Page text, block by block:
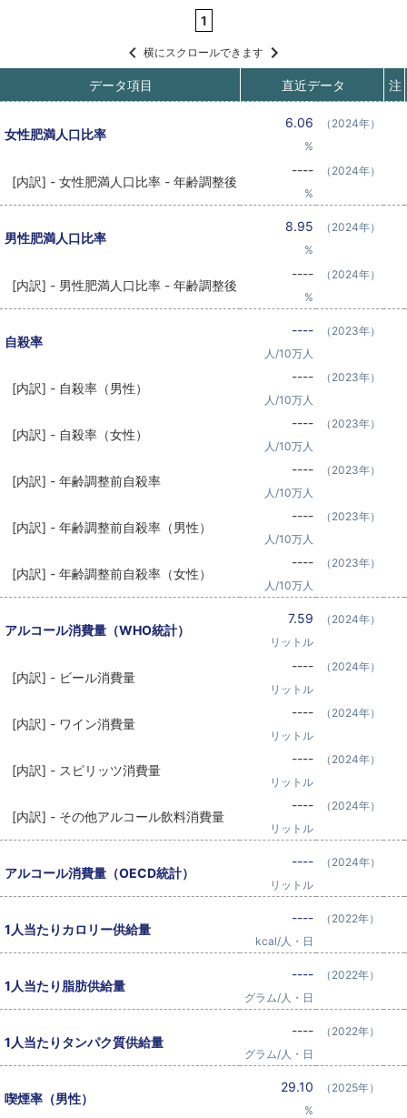
1
横にスクロールできます
データ項目 直近データ 注
女性肥満人口比率
6.06
%
（2024年）
[内訳] - 女性肥満人口比率 - 年齢調整後
----
%
（2024年）
男性肥満人口比率
8.95
%
（2024年）
[内訳] - 男性肥満人口比率 - 年齢調整後
----
%
（2024年）
自殺率
----
人/10万人
（2023年）
[内訳] - 自殺率（男性）
----
人/10万人
（2023年）
[内訳] - 自殺率（女性）
----
人/10万人
（2023年）
[内訳] - 年齢調整前自殺率
----
人/10万人
（2023年）
[内訳] - 年齢調整前自殺率（男性）
----
人/10万人
（2023年）
[内訳] - 年齢調整前自殺率（女性）
----
人/10万人
（2023年）
アルコール消費量（WHO統計）
7.59
リットル
（2024年）
[内訳] - ビール消費量
----
リットル
（2024年）
[内訳] - ワイン消費量
----
リットル
（2024年）
[内訳] - スピリッツ消費量
----
リットル
（2024年）
[内訳] - その他アルコール飲料消費量
----
リットル
（2024年）
アルコール消費量（OECD統計）
----
リットル
（2024年）
1人当たりカロリー供給量
----
kcal/人・日
（2022年）
1人当たり脂肪供給量
----
グラム/人・日
（2022年）
1人当たりタンパク質供給量
----
グラム/人・日
（2022年）
喫煙率（男性）
29.10
%
（2025年）